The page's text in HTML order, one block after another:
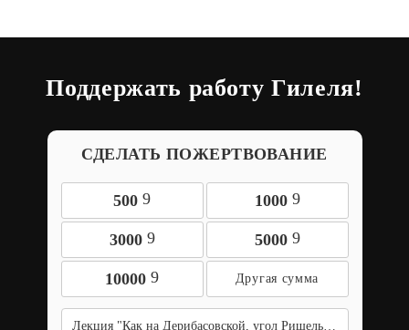
Поддержать работу Гилеля!
СДЕЛАТЬ ПОЖЕРТВОВАНИЕ
500 9 1000 9
3000 9 5000 9
10000 9
Лекция "Как на Дерибасовской, угол Ришельевской" 11.11